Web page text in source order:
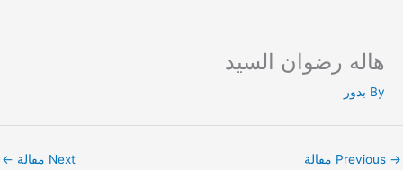
Skip
content
هاله رضوان السيد
By بدور
→ Next مقالة ←